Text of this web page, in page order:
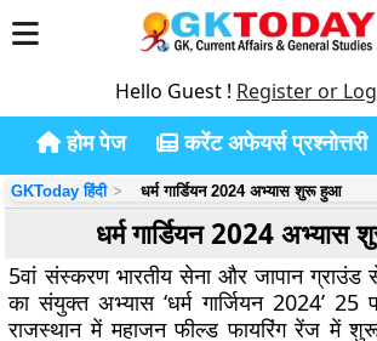
Hello Guest ! Register or
होम पेज करेंट अफेयर्स प्रश्नोत्तरी
GKToday हिंदी धर्म गार्डियन 2024 अभ्यास शुरू हुआ
धर्म गार्डियन 2024
5वां संस्करण भारतीय सेना और जापान
का संयुक्त अभ्यास ‘धर्म गार्जियन 2024’ 25
राजस्थान में महाजन फील्ड फायरिंग रेंज में